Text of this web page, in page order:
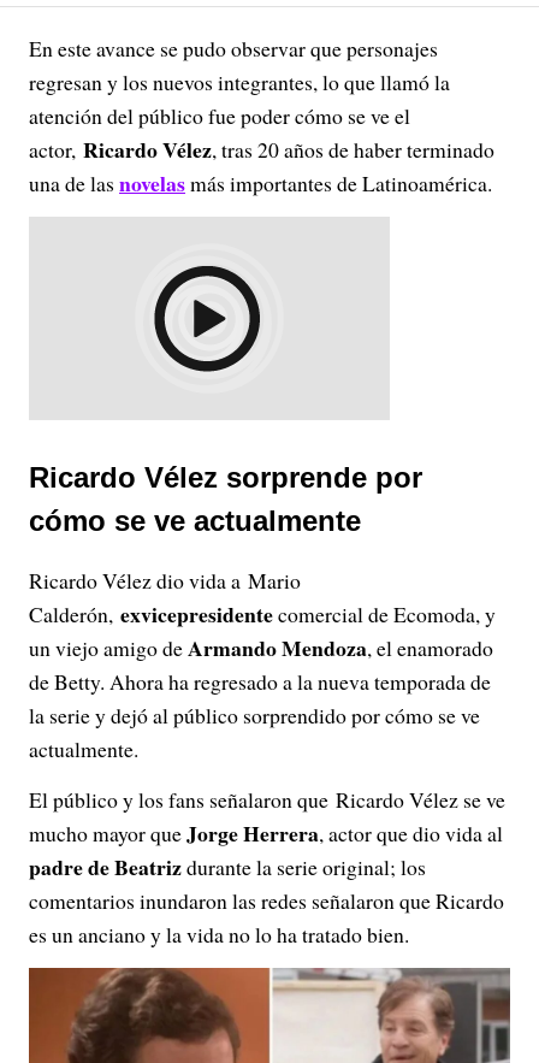
En este avance se pudo observar que personajes
regresan y los nuevos integrantes, lo que llamó la
atención del público fue poder cómo se ve el
actor, Ricardo Vélez, tras 20 años de haber terminado
una de las novelasmás importantes de Latinoamérica.
Ricardo Vélez sorprende por
cómo se ve actualmente
Ricardo Vélez dio vida a Mario
Calderón, exvicepresidentecomercial de Ecomoda, y
un viejo amigo deArmando Mendoza, el enamorado
de Betty. Ahora ha regresado a la nueva temporada de
la serie y dejó al público sorprendido por cómo se ve
actualmente.
El público y los fans señalaron que Ricardo Vélez se ve
mucho mayor queJorge Herrera, actor que dio vida al
padre de Beatrizdurante la serie original; los
comentarios inundaron las redes señalaron que Ricardo
es un anciano y la vida no lo ha tratado bien.